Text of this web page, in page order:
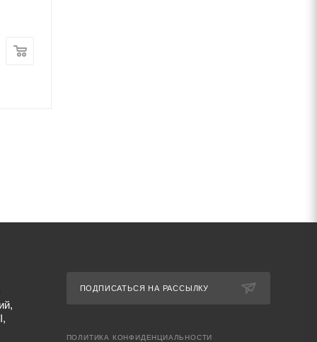
ПОДПИСАТЬСЯ НА РАССЫЛКУ
ПОЛИТИКА КОНФИДЕНЦИАЛЬНОСТИ